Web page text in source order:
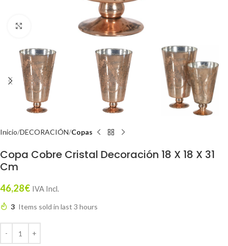
Click to enlarge
Inicio DECORACIÓN Copas
Copa Cobre Cristal Decoración 18 X 18 X 31
Cm
46,28€ IVA Incl.
3 Items sold in last 3 hours